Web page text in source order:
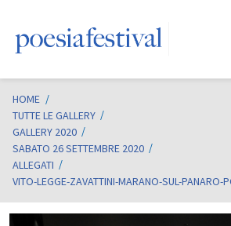
HOME /
TUTTE LE GALLERY
GALLERY 2020
SABATO 26 SETTEMBRE 2020
ALLEGATI
VITO-LEGGE-ZAVATTINI-MARANO-SUL-PANARO-